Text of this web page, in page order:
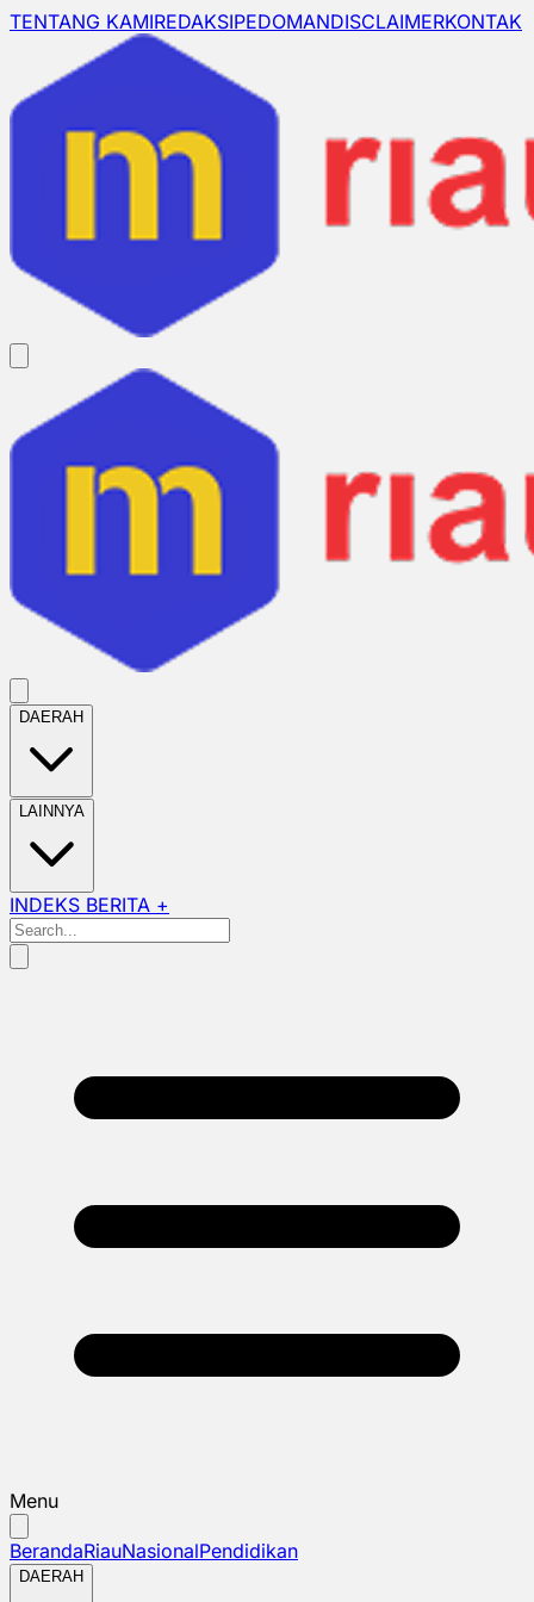
TENTANG KAMIREDAKSIPEDOMANDISCLAIMERKONTAK
DAERAH
LAINNYA
INDEKS BERITA +
Menu
BerandaRiauNasionalPendidikan
DAERAH